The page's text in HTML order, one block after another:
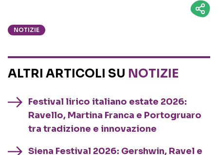
NOTIZIE
ALTRI ARTICOLI SU NOTIZIE
Festival lirico italiano estate 2026:
Ravello, Martina Franca e Portogruaro
tra tradizione e innovazione
Siena Festival 2026: Gershwin, Ravel e